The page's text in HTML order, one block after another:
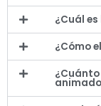
¿Cuál
¿Cómo